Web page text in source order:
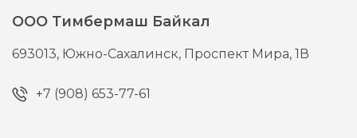
ООО Тимбермаш Байкал
693013, Южно-Сахалинск, Проспект Мира, 1В
+7 (908) 653-77-61